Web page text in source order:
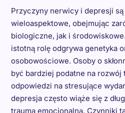
Przyczyny nerwicy i depresji są
wieloaspektowe, obejmując
biologiczne, jak i
istotną rolę odgrywa genetyka
osobowościowe. Osoby o
być bardziej podatne na rozwój
odpowiedzi na stresujące
depresja często wiąże się z
traumą emocjonalną. Czynniki